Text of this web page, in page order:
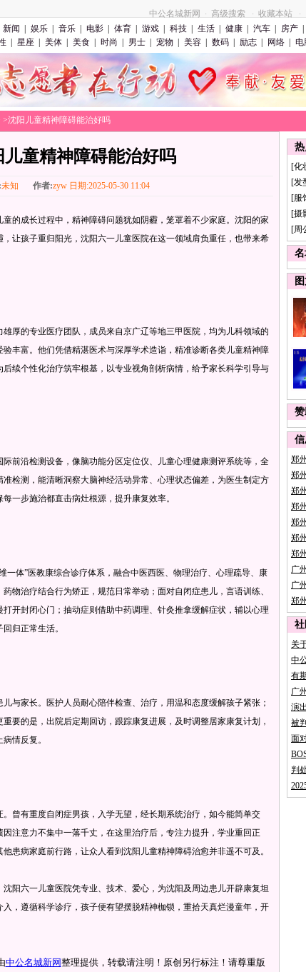
中公名城新网 · 高级搜索 · 收藏本站 ·
新闻 娱乐 音乐 电影 体育 游戏 科技 生活 健康 汽车 房产
星座 美体 美食 时尚 男士 宠物 美容 数码 励志 网络 电
>沈阳儿童精神障碍能治好吗
儿童精神障碍能治好吗
未知 作者:zyw 日期:2025-05-30 11:04
成长过程中，精神障碍问题犹如阴霾，笼罩着不少家庭。沈阳的家
让孩子重归阳光，沈阳六一儿童医院在这一领域肩负重任，也带来希
的专业医疗团队，成员来自京广辽等地三甲医院，均为儿科领域的
丰富。他们凭借精湛医术与深厚学术造诣，精准诊断各类儿童精神障
续个性化治疗筑牢根基，以专业视角剖析病情，给予家长科学引导与
沿检测设备，像脑功能分区定位仪、儿童心理健康测评系统等，全
检测，能清晰洞察大脑神经活动异常、心理状态偏差，为医生制定方
一步施治都直击病灶根源，提升康复效率。
体”医教康综合诊疗体系，融合中医西医、物理治疗、心理疏导、康
物治疗结合行为矫正，规范日常举动；面对自闭症患儿，言语训练、
开封闭心门；抽动症则借助中药调理、针灸推拿缓解症状，辅以心理
归正常生活。
家长。医护人员耐心陪伴检查、治疗，用温和态度缓解孩子紧张；
要的是，出院后定期回访，跟踪康复进展，及时调整居家康复计划，
情反复。
有重度自闭症男孩，入学无望，经长期系统治疗，如今能简单交
注意力不集中一落千丈，在这里治疗后，专注力提升，学业重回正
患病家庭前行路，让众人看到沈阳儿童精神障碍治愈并非遥不可及。
六一儿童医院凭专业、技术、爱心，为沈阳及周边患儿开辟康复坦
，遵循科学诊疗，孩子便有望摆脱精神枷锁，重拾天真烂漫童年，开
中公名城新网整理提供，转载请注明！原创另行标注！请尊重版
[
[发
[服
[摄
[周
郑
郑
郑
郑
郑
郑
郑
广
广
郑
关
中
有
广
演
被
面
判